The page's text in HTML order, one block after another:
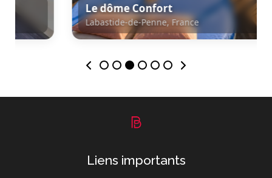
Labastide-de-Penne, France
Le dôme Confort
Labastide-de-Penne, France
Liens importants